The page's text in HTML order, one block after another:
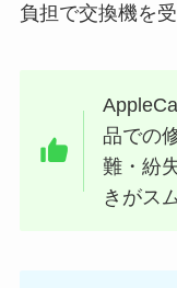
負担で交換機を
品での
難・紛
きがス